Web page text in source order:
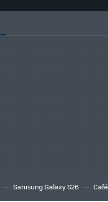
Samsung Galaxy S26 Café